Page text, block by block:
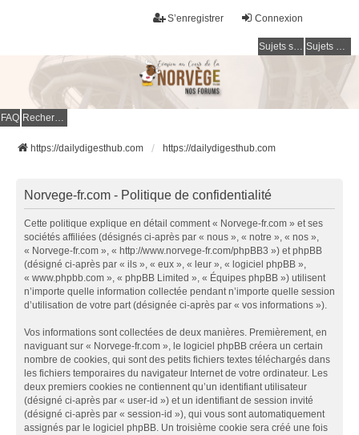
Connexion
S’enregistrer
Sujets sans réponse Sujets actifs
FAQ Rechercher
https://dailydigesthub.com https://dailydigesthub.com
Norvege-fr.com - Politique de confidentialité
Cette politique explique en détail comment « Norvege-fr.com » et ses
sociétés affiliées (désignés ci-après par « nous », « notre », « nos »,
« Norvege-fr.com », « http://www.norvege-fr.com/phpBB3 ») et phpBB
(désigné ci-après par « ils », « eux », « leur », « logiciel phpBB »,
« www.phpbb.com », « phpBB Limited », « Équipes phpBB ») utilisent
n’importe quelle information collectée pendant n’importe quelle session
d’utilisation de votre part (désignée ci-après par « vos informations »).
Vos informations sont collectées de deux manières. Premièrement, en
naviguant sur « Norvege-fr.com », le logiciel phpBB créera un certain
nombre de cookies, qui sont des petits fichiers textes téléchargés dans
les fichiers temporaires du navigateur Internet de votre ordinateur. Les
deux premiers cookies ne contiennent qu’un identifiant utilisateur
(désigné ci-après par « user-id ») et un identifiant de session invité
(désigné ci-après par « session-id »), qui vous sont automatiquement
assignés par le logiciel phpBB. Un troisième cookie sera créé une fois